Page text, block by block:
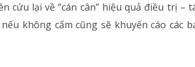
cứu lại về “cán cân” hiệu quả điều trị –
không cấm cũng sẽ khuyến cáo các